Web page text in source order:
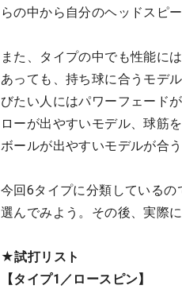
らの中から自分のヘッドスピ
また、タイプの中でも性能に
あっても、持ち球に合うモデ
びたい人にはパワーフェード
ローが出やすいモデル、球筋
ボールが出やすいモデルが合う
今回6タイプに分類している
選んでみよう。その後、実際
★試打リスト
【タイプ1／ロースピン】